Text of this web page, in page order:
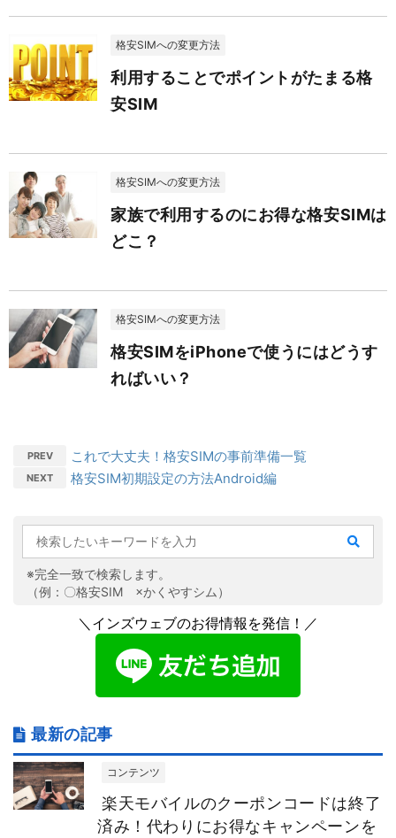
格安SIMへの変更方法
利用することでポイントがたまる格
安SIM
格安SIMへの変更方法
家族で利用するのにお得な格安SIMは
どこ？
格安SIMへの変更方法
格安SIMをiPhoneで使うにはどうす
ればいい？
PREV これで大丈夫！格安SIMの事前準備一覧
NEXT 格安SIM初期設定の方法Android編
※完全一致で検索します。
（例：〇格安SIM ×かくやすシム）
＼インズウェブのお得情報を発信！／
最新の記事
コンテンツ
楽天モバイルのクーポンコードは終了
済み！代わりにお得なキャンペーンを